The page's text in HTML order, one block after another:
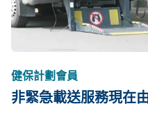
健保計劃會員
非緊急載送服務現在